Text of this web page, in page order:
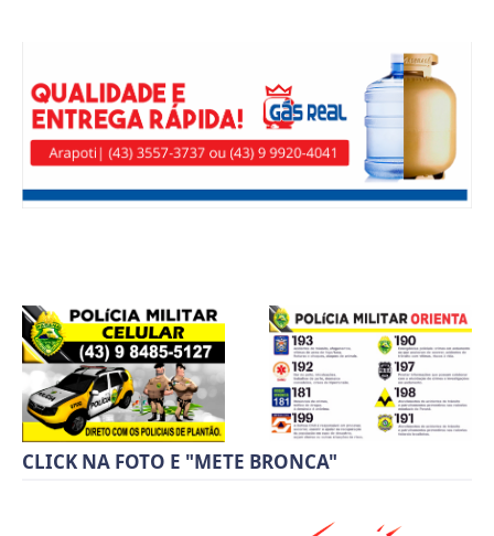
CLICK NA FOTO E "METE BRONCA"